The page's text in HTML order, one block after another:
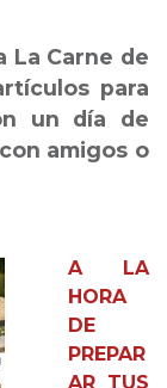
La Carne de
para
un día de
amigos o
A LA
HORA
DE
PREPAR
AR TUS